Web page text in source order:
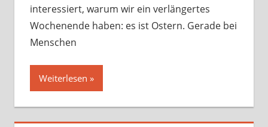
interessiert, warum wir ein verlängertes
Wochenende haben: es ist Ostern. Gerade bei
Menschen
Weiterlesen